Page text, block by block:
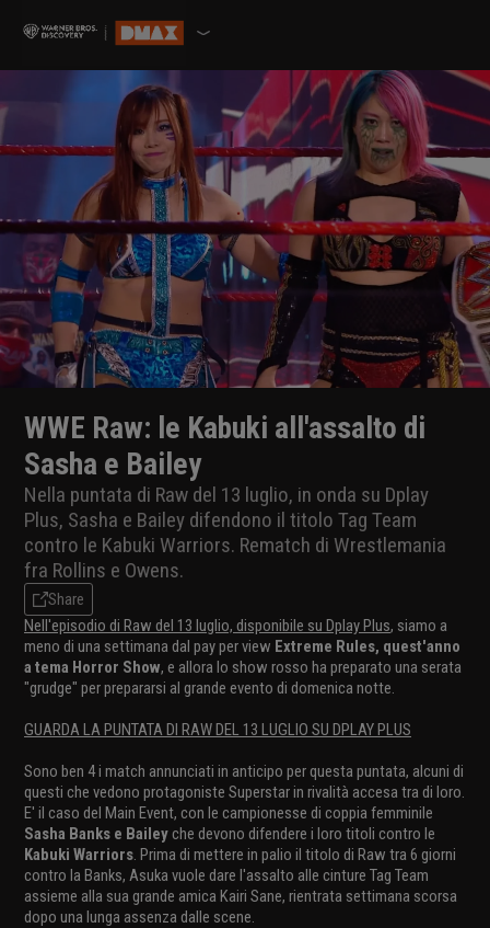
WWE Raw: le Kabuki all'assalto di
Sasha e Bailey
Nella puntata di Raw del 13 luglio, in onda su Dplay
Plus, Sasha e Bailey difendono il titolo Tag Team
contro le Kabuki Warriors. Rematch di Wrestlemania
fra Rollins e Owens.
Share
Nell'episodio di Raw del 13 luglio, disponibile su Dplay Plus, siamo a
meno di una settimana dal pay per view Extreme Rules, quest'anno
a tema Horror Show, e allora lo show rosso ha preparato una serata
"grudge" per prepararsi al grande evento di domenica notte.
GUARDA LA PUNTATA DI RAW DEL 13 LUGLIO SU DPLAY PLUS
Sono ben 4 i match annunciati in anticipo per questa puntata, alcuni di
questi che vedono protagoniste Superstar in rivalità accesa tra di loro.
E' il caso del Main Event, con le campionesse di coppia femminile
Sasha Banks e Baileyche devono difendere i loro titoli contro le
Kabuki Warriors. Prima di mettere in palio il titolo di Raw tra 6 giorni
contro la Banks, Asuka vuole dare l'assalto alle cinture Tag Team
assieme alla sua grande amica Kairi Sane, rientrata settimana scorsa
dopo una lunga assenza dalle scene.